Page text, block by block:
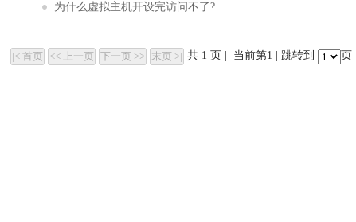
为什么虚拟主机开设完访问不了?
共 1 页 | 当前第1 | 跳转到 页